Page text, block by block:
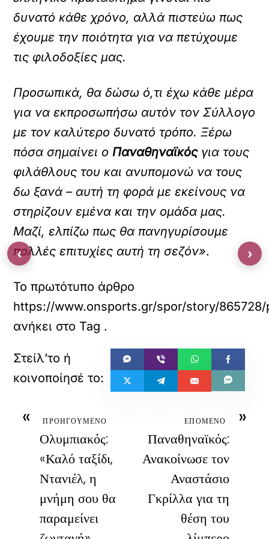
δυνατό κάθε χρόνο, αλλά πιστεύω πως
έχουμε την ποιότητα για να πετύχουμε
τις φιλοδοξίες μας.
Προσωπικά, θα δώσω ό,τι έχω κάθε μέρα
για να εκπροσωπήσω αυτόν τον Σύλλογο
με τον καλύτερο δυνατό τρόπο. Ξέρω
πόσα σημαίνει οΠαναθηναϊκόςγια τους
φιλάθλους του και ανυπομονώ να τους
δω ξανά – αυτή τη φορά με εκείνους να
στηρίζουν εμένα και την ομάδα μας.
Μαζί, ελπίζω πως θα πανηγυρίσουμε
πολλές επιτυχίες αυτή τη σεζόν».
Το πρωτότυπο άρθρο
https://www.onsports.gr/spor/story/
ανήκει στο Tag .
« ΠΡΟΗΓΟΥΜΕΝΟ
Ολυμπιακός:
«Καλό ταξίδι,
Ντανιέλ, η
μνήμη σου θα
παραμείνει
»
ΕΠΟΜΕΝΟ
Παναθηναϊκός:
Ανακοίνωσε τον
Αναστάσιο
Γκρίλλα για τη
θέση του
‹ ›